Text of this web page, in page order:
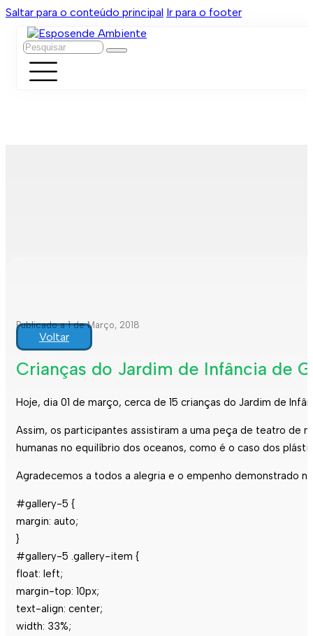
Saltar para o conteúdo principal Ir para o footer
Pesquisar
Publicado a 1 de Março, 2018
Voltar
Crianças do Jardim de Infância de
Hoje, dia 01 de março, cerca de 15 crianças do Jardim de
Assim, os participantes assistiram a uma peça de teatro de
humanas no equilíbrio dos oceanos, como é o caso dos
Agradecemos a todos a alegria e o empenho demonstrado
#gallery-5 {
margin: auto;
}
#gallery-5 .gallery-item {
float: left;
margin-top: 10px;
text-align: center;
width: 33%;